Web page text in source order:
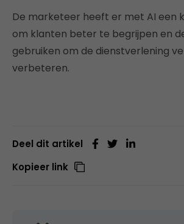
De marketeer heeft er met AI een
om klanten beter te begrijpen en
gebruiken om de dienstverlening
verbeteren.
Deel dit artikel
Kopieer link